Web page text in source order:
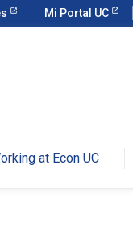
Mi Portal UC
at Econ UC